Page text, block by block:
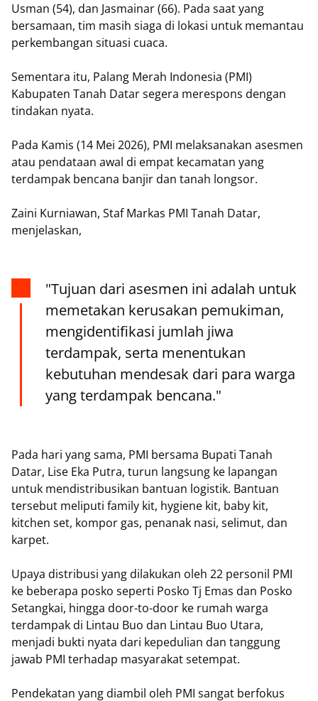
Usman (54), dan Jasmainar (66). Pada saat yang
bersamaan, tim masih siaga di lokasi untuk memantau
perkembangan situasi cuaca.
Sementara itu, Palang Merah Indonesia (PMI)
Kabupaten Tanah Datar segera merespons dengan
tindakan nyata.
Pada Kamis (14 Mei 2026), PMI melaksanakan asesmen
atau pendataan awal di empat kecamatan yang
terdampak bencana banjir dan tanah longsor.
Zaini Kurniawan, Staf Markas PMI Tanah Datar,
menjelaskan,
"Tujuan dari asesmen ini adalah untuk
memetakan kerusakan pemukiman,
mengidentifikasi jumlah jiwa
terdampak, serta menentukan
kebutuhan mendesak dari para warga
yang terdampak bencana."
Pada hari yang sama, PMI bersama Bupati Tanah
Datar, Lise Eka Putra, turun langsung ke lapangan
untuk mendistribusikan bantuan logistik. Bantuan
tersebut meliputi family kit, hygiene kit, baby kit,
kitchen set, kompor gas, penanak nasi, selimut, dan
karpet.
Upaya distribusi yang dilakukan oleh 22 personil PMI
ke beberapa posko seperti Posko Tj Emas dan Posko
Setangkai, hingga door-to-door ke rumah warga
terdampak di Lintau Buo dan Lintau Buo Utara,
menjadi bukti nyata dari kepedulian dan tanggung
jawab PMI terhadap masyarakat setempat.
Pendekatan yang diambil oleh PMI sangat berfokus